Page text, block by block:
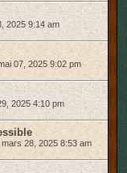
2025 9:14 am
07, 2025 9:02 pm
2025 4:10 pm
28, 2025 8:53 am